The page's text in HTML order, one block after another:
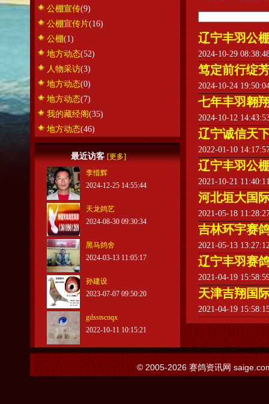
公棚宣传(9)
公棚宣传片(16)
公棚(1)
地方动态(52)
人物采访(3)
地方动态(0)
地方动态(7)
我的藏经阁(35)
地方动态(46)
最近访客[更多]
李惜辉
2024-12-25 14:55:44
天龙鸽艺
2024-08-30 09:30:34
黑马鸽舍
2024-03-13 11:05:17
孙建设
2023-07-07 09:50:20
gdsstscnqx
2022-10-11 10:15:21
辽宁丰羽公
2024-10-29
笃定前行绽
2024-10-24
七年丰羽翱
2024-10-12
辽宁诚信天
2022-01-10
辽宁丰羽公
2021-10-21
河北垣大国
2021-05-18
吉林环宇赛
2021-05-13
辽宁丰羽赛
2021-04-19
天津吉翔国
2021-04-19
© 2005-2026 赛鸽资讯网